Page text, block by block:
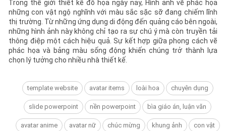
Trong thế giới thiết kế đồ họa ngày nay, Hình ảnh vẽ phác họa
những con vật ngộ nghĩnh với màu sắc sặc sỡ đang chiếm lĩnh
thị trường. Từ những ứng dụng di động đến quảng cáo bên ngoài,
những hình ảnh này không chỉ tạo ra sự chú ý mà còn truyền tải
thông điệp một cách hiệu quả. Sự kết hợp giữa phong cách vẽ
phác họa và bảng màu sống động khiến chúng trở thành lựa
chọn lý tưởng cho nhiều nhà thiết kế.
template website avatar items loài hoa chuyên dụng
slide powerpoint nền powerpoint bìa giáo án, luận văn
avatar anime avatar nữ chúc mừng khung ảnh con vật